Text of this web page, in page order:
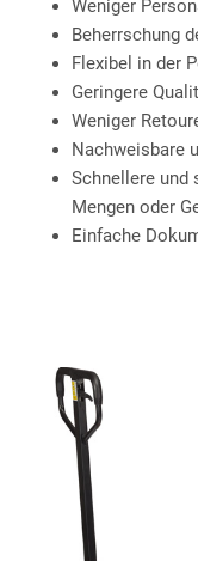
Weniger
Beherrschung
Flexibel in der
Geringere
Weniger
Nachweisbare
Schnellere und
Mengen oder
Einfache